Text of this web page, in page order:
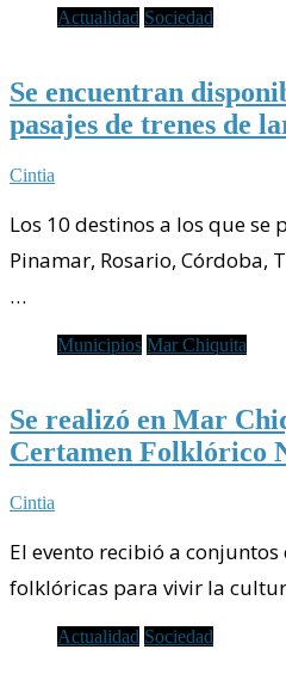
Actualidad Sociedad
Se encuentran
pasajes de trenes de
Cintia
Los 10 destinos a los que se
Pinamar, Rosario, Córdoba,
…
Municipios Mar Chiquita
Se realizó en Mar
Certamen Folklórico
Cintia
El evento recibió a
folklóricas para vivir la
Actualidad Sociedad